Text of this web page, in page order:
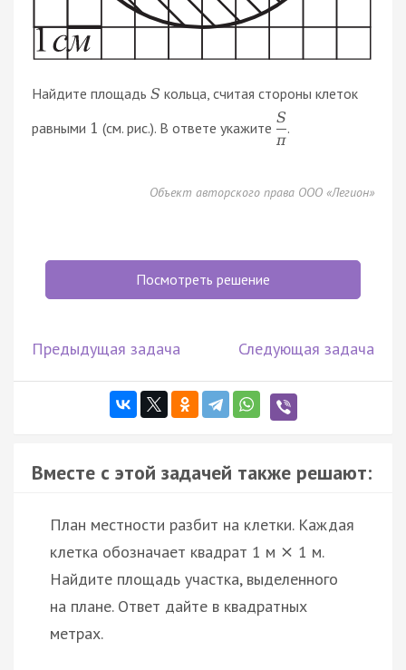
Найдите площадь S кольца, считая стороны клеток
равными 1 (см. рис.). В ответе укажите
S
π
.
Объект авторского права ООО «Легион»
Посмотреть решение
Предыдущая задача Следующая задача
Вместе с этой задачей также решают:
План местности разбит на клетки. Каждая
клетка обозначает квадрат 1 м × 1 м.
Найдите площадь участка, выделенного
на плане. Ответ дайте в квадратных
метрах.